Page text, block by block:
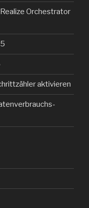
Orchestrator
aktivieren